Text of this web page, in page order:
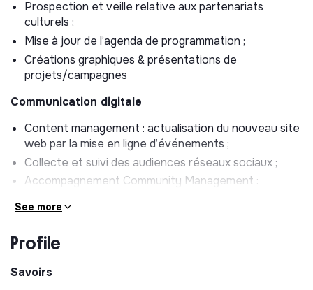
Prospection et veille relative aux partenariats
culturels ;
Mise à jour de l’agenda de programmation ;
Créations graphiques & présentations de
projets/campagnes
Communication digitale
Content management : actualisation du nouveau site
web par la mise en ligne d’événements ;
Collecte et suivi des audiences réseaux sociaux ;
Accompagnement Community Management :
sur les réseaux sociaux de la Gaîté + couverture
Conception et envoi de newsletters spécifiques sur
See more
Profile
Savoirs